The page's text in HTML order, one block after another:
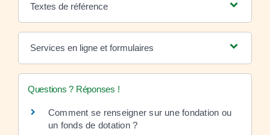
Textes de référence
Services en ligne et formulaires
Questions ? Réponses !
Comment se renseigner sur une fondation ou
un fonds de dotation ?